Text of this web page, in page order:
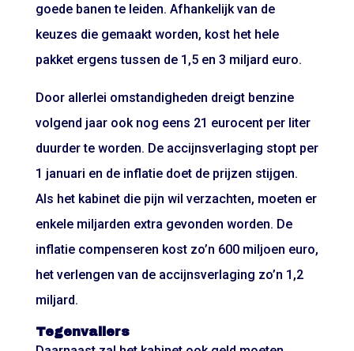
goede banen te leiden. Afhankelijk van de
keuzes die gemaakt worden, kost het hele
pakket ergens tussen de 1,5 en 3 miljard euro.
Door allerlei omstandigheden dreigt benzine
volgend jaar ook nog eens 21 eurocent per liter
duurder te worden. De accijnsverlaging stopt per
1 januari en de inflatie doet de prijzen stijgen.
Als het kabinet die pijn wil verzachten, moeten er
enkele miljarden extra gevonden worden. De
inflatie compenseren kost zo’n 600 miljoen euro,
het verlengen van de accijnsverlaging zo’n 1,2
miljard.
Tegenvallers